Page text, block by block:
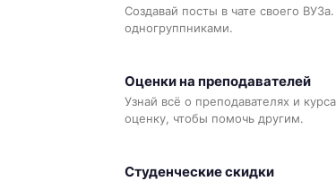
Создавай посты в чате своего
одногруппниками.
Оценки на преподавателей
Узнай всё о преподавателях и
оценку, чтобы помочь другим.
Студенческие скидки